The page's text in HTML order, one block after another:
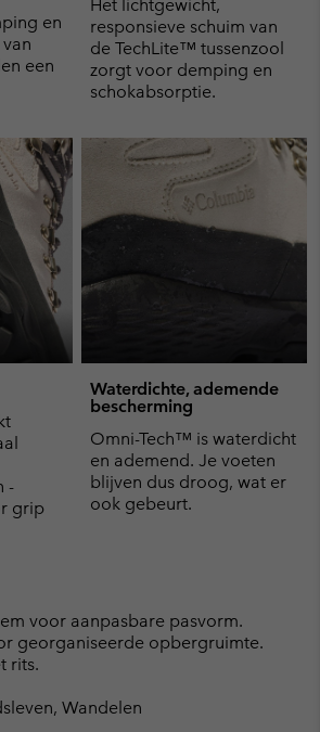
en
een
Het lichtgewicht,
responsieve schuim van
de TechLite™ tussenzool
zorgt voor demping en
schokabsorptie.
-
grip
Waterdichte, ademende
bescherming
Omni-Tech™ is waterdicht
en ademend. Je voeten
blijven dus droog, wat er
ook gebeurt.
voor aanpasbare pasvorm.
georganiseerde opbergruimte.
rits.
Wandelen